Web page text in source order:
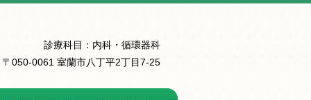
診療科目：内科・循環器科
〒050-0061 室蘭市八丁平2丁目7-25